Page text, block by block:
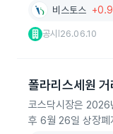
비스토스
공시 26.06.10
폴라리스세원
코스닥시장은 2026
후 6월 26일 상장폐